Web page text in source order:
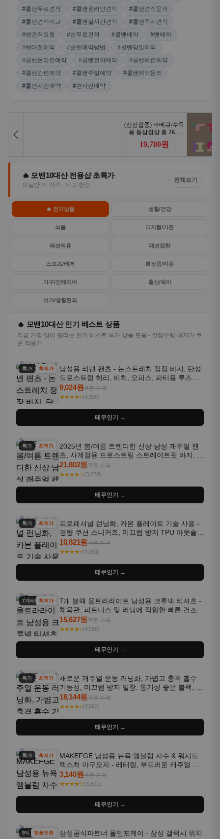
#콜밴무료견적
#콜밴온라인견적
#콜밴견적문의
#콜밴견적비교
#콜밴실시간견적
#콜밴즉시견적
#밴견적요청
#밴무료견적 #콜밴예약
#밴예약
#밴대절예약
#콜밴예약방법
#콜밴당일예약
#콜밴온라인예약
#콜밴전화예약
#콜밴빠른예약
#콜밴간편예약
#콜밴주말예약
#콜밴예약문의
#콜밴사전예약
#밴사전예약
🔥 모밴10대산 전용샵 초특가
오늘만 이 가격 · 재고 한정
전체보기
🔥 인기상품 생활/건강
식품 디지털/가전
패션의류 패션잡화
스포츠/레저 화장품/미용
가구/인테리어 출산/육아
여가/생활편의
🔥 모밴10대산 인기 베스트 상품
지금 가장 많이 팔리는 인기 베스트 특가 상품 모음 - 한정수량 최저가 쿠
폰 적용가
특가 최저가
남성용 리넨 팬츠 - 논스트레치 정장 바지, 탄성
드로스트링 허리, 비치, 오피스, 파티용 루즈핏
트라우저 - 세탁기 사용 가능한 캐주얼 정장 의
상
9,024원쿠폰 가격
★★★★⭐(4,309)
테무인기 →
특가 최저가
2025년 봄/여름 트렌디한 신상 남성 캐주얼 팬
츠, 사계절용 드로스트링 스트레이트핏 바지, 한
국 스타일, 활용도 높은 아웃도어 및 정장용, 발
목 바지
21,802원쿠폰 가격
★★★★☆(3,228)
테무인기 →
특가 최저가
프로페셔널 런닝화, 카본 플레이트 기술 사용 -
경량 쿠션 스니커즈, 미끄럼 방지 TPU 아웃솔,
통기성 화이트-퍼플 그라데이션, 헬스, 트레이
닝 - 남성용, 여성용, 모든 계절에 적합
10,821원쿠폰 가격
★★★★⭐(3,051)
테무인기 →
7개세트최저가
7개 블랙 울트라라이트 남성용 크루넥 티셔츠 -
체육관, 피트니스 및 러닝에 적합한 빠른 건조,
통기성 좋은 수분 흡수 반팔 운동복
15,627원쿠폰 가격
★★★★⭐(4,518)
테무인기 →
특가 최저가
새로운 캐주얼 운동 러닝화, 가볍고 충격 흡수
기능성, 미끄럼 방지 밑창. 통기성 좋은 블랙, 화
이트, 퍼플 그라데이션 색상
18,144원쿠폰 가격
★★★★⭐(3,563)
테무인기 →
특가 최저가
MAKEFGE 남성용 뉴욕 엠블럼 자수 & 워시드
텍스처 야구모자 - 레터링, 부드러운 캐주얼 모
자, NYC 스타일
3,140원쿠폰 가격
★★★★☆(3,501)
테무인기 →
5% 할인정품인증
삼성공식파트너 올인포케이 - 삼성 갤럭시 워치